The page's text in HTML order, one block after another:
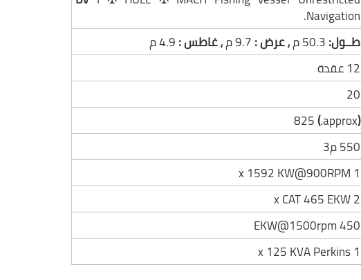
Navigation.
طــول:50.3 م ، عرض :9.7 م ، غاطس :4.9 م
12 عقدة
20
(
approx.
)
825
550 م3
1 x 1592 KW@900RPM
2 x CAT 465 EKW
450 EKW@1500rpm
1 x 125 KVA Perkins